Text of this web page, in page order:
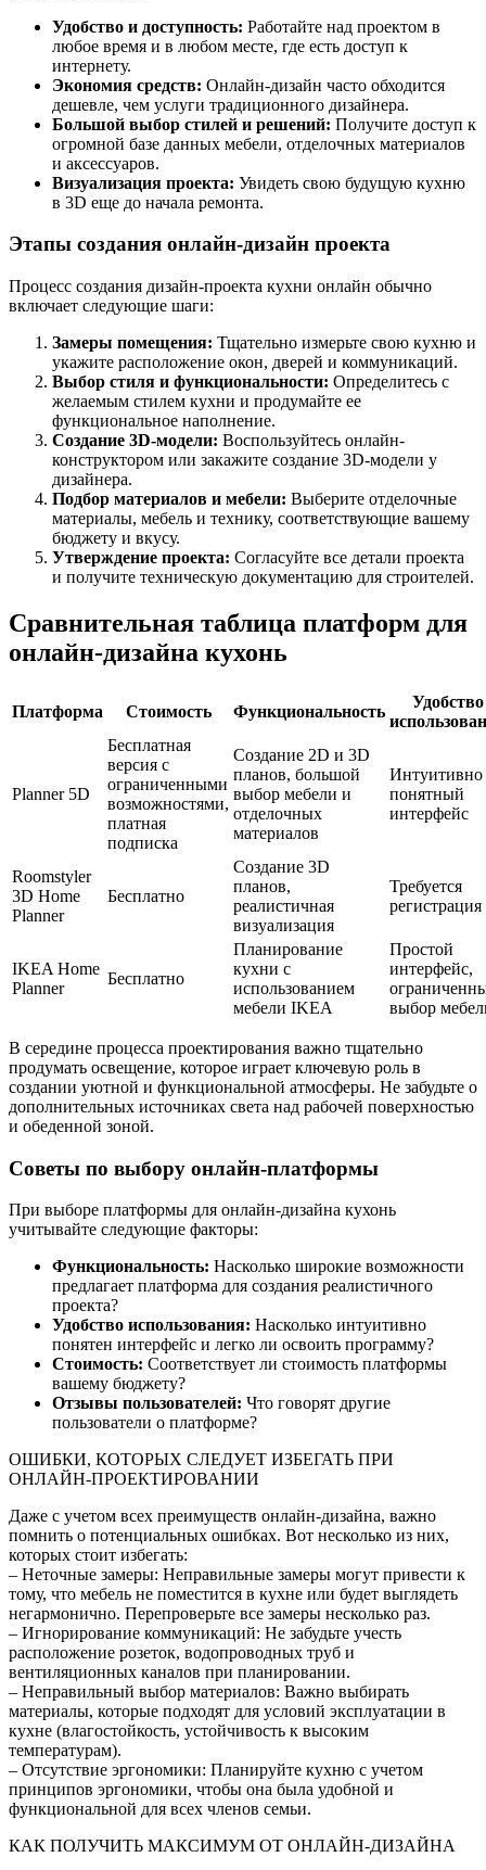
Удобство и доступность: Работайте над проектом в
любое время и в любом месте, где есть доступ к
интернету.
Экономия средств: Онлайн-дизайн часто обходится
дешевле, чем услуги традиционного дизайнера.
Большой выбор стилей и решений: Получите доступ к
огромной базе данных мебели, отделочных материалов
и аксессуаров.
Визуализация проекта: Увидеть свою будущую кухню
в 3D еще до начала ремонта.
Этапы создания онлайн-дизайн проекта
Процесс создания дизайн-проекта кухни онлайн обычно
включает следующие шаги:
Замеры помещения: Тщательно измерьте свою кухню и
укажите расположение окон, дверей и коммуникаций.
Выбор стиля и функциональности: Определитесь с
желаемым стилем кухни и продумайте ее
функциональное наполнение.
Создание 3D-модели: Воспользуйтесь онлайн-
конструктором или закажите создание 3D-модели у
дизайнера.
Подбор материалов и мебели: Выберите отделочные
материалы, мебель и технику, соответствующие вашему
бюджету и вкусу.
Утверждение проекта: Согласуйте все детали проекта
и получите техническую документацию для строителей.
Сравнительная таблица платформ для
онлайн-дизайна кухонь
Платформа Стоимость Функциональность
Удобство
Planner 5D
Бесплатная
версия с
ограниченными
возможностями,
платная
подписка
Создание 2D и 3D
планов, большой
выбор мебели и
отделочных
материалов
Интуитивно
понятный
интерфейс
Roomstyler
3D Home
Planner
Бесплатно
Создание 3D
планов,
реалистичная
визуализация
Требуется
регистрация
IKEA Home
Planner
Бесплатно
Планирование
кухни с
использованием
мебели IKEA
Простой
интерфейс,
выбор
В середине процесса проектирования важно тщательно
продумать освещение, которое играет ключевую роль в
создании уютной и функциональной атмосферы. Не забудьте о
дополнительных источниках света над рабочей поверхностью
и обеденной зоной.
Советы по выбору онлайн-платформы
При выборе платформы для онлайн-дизайна кухонь
учитывайте следующие факторы:
Функциональность: Насколько широкие возможности
предлагает платформа для создания реалистичного
проекта?
Удобство использования: Насколько интуитивно
понятен интерфейс и легко ли освоить программу?
Стоимость: Соответствует ли стоимость платформы
вашему бюджету?
Отзывы пользователей: Что говорят другие
пользователи о платформе?
ОШИБКИ, КОТОРЫХ СЛЕДУЕТ ИЗБЕГАТЬ ПРИ
ОНЛАЙН-ПРОЕКТИРОВАНИИ
Даже с учетом всех преимуществ онлайн-дизайна, важно
помнить о потенциальных ошибках. Вот несколько из них,
которых стоит избегать:
– Неточные замеры: Неправильные замеры могут привести к
тому, что мебель не поместится в кухне или будет выглядеть
негармонично. Перепроверьте все замеры несколько раз.
– Игнорирование коммуникаций: Не забудьте учесть
расположение розеток, водопроводных труб и
вентиляционных каналов при планировании.
– Неправильный выбор материалов: Важно выбирать
материалы, которые подходят для условий эксплуатации в
кухне (влагостойкость, устойчивость к высоким
температурам).
– Отсутствие эргономики: Планируйте кухню с учетом
принципов эргономики, чтобы она была удобной и
функциональной для всех членов семьи.
КАК ПОЛУЧИТЬ МАКСИМУМ ОТ ОНЛАЙН-ДИЗАЙНА